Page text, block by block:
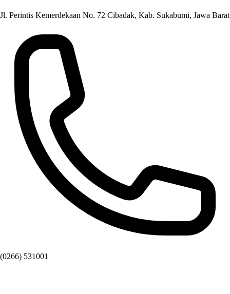
Jl. Perintis Kemerdekaan No. 72 Cibadak, Kab. Sukabumi, Jawa Barat
(0266) 531001